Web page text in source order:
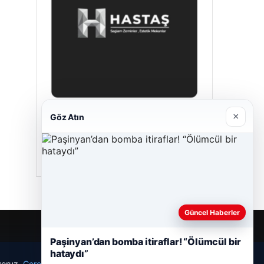
Hastaş Beton
26/05/2026
Göz Atın ×
Güncel Haberler
Paşinyan’dan bomba itiraflar! “Ölümcül bir
hataydı”